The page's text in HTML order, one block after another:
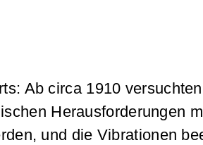
Ab circa 1910
Herausforderungen
und die Vibrationen